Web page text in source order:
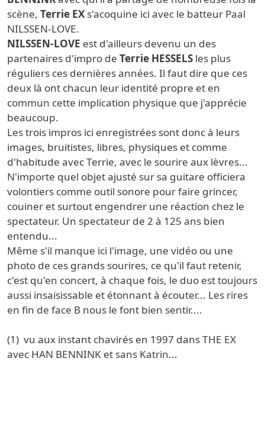
scène, Terrie EXs'acoquine ici avec le batteur Paal
NILSSEN-LOVE.
NILSSEN-LOVE est d'ailleurs devenu un des
partenaires d'impro de Terrie HESSELS les plus
réguliers ces dernières années. Il faut dire que ces
deux là ont chacun leur identité propre et en
commun cette implication physique que j'apprécie
beaucoup.
Les trois impros ici enregistrées sont donc à leurs
images, bruitistes, libres, physiques et comme
d'habitude avec Terrie, avec le sourire aux lèvres...
N'importe quel objet ajusté sur sa guitare officiera
volontiers comme outil sonore pour faire grincer,
couiner et surtout engendrer une réaction chez le
spectateur. Un spectateur de 2 à 125 ans bien
entendu...
Même s'il manque ici l'image, une vidéo ou une
photo de ces grands sourires, ce qu'il faut retenir,
c'est qu'en concert, à chaque fois, le duo est toujours
aussi insaisissable et étonnant à écouter... Les rires
en fin de face B nous le font bien sentir....
(1) vu aux instant chavirés en 1997 dans THE EX
avec HAN BENNINK et sans Katrin...